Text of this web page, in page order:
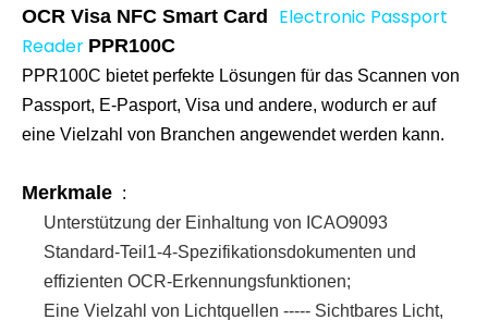
OCR Visa NFC Smart Card Electronic Passport
Reader PPR100C
PPR100C bietet perfekte Lösungen für das Scannen von
Passport, E-Pasport, Visa und andere, wodurch er auf
eine Vielzahl von Branchen angewendet werden kann.
Merkmale :
Unterstützung der Einhaltung von ICAO9093
Standard-Teil1-4-Spezifikationsdokumenten und
effizienten OCR-Erkennungsfunktionen;
Eine Vielzahl von Lichtquellen ----- Sichtbares Licht,